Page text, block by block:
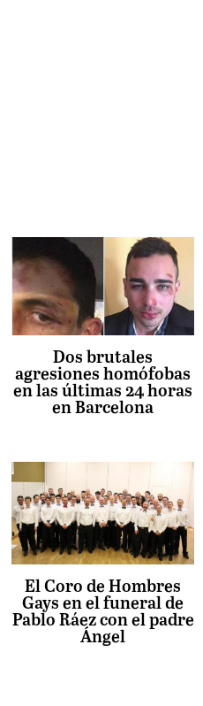
Dos brutales
agresiones homófobas
en las últimas 24 horas
en Barcelona
El Coro de Hombres
Gays en el funeral de
Pablo Ráez con el padre
Ángel